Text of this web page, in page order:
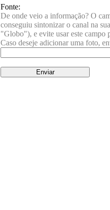
Fonte:
De onde veio a informação? O
conseguiu sintonizar o canal na
"Globo"), e evite usar este campo
Caso deseje adicionar uma foto,